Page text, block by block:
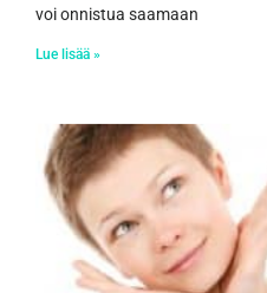
voi onnistua saamaan
Lue lisää »